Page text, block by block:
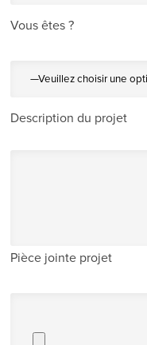
Vous êtes ?
Description du projet
Pièce jointe projet